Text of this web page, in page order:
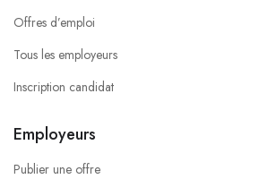
Offres d’emploi
Tous les employeurs
Inscription candidat
Employeurs
Publier une offre